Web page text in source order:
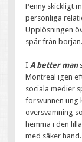
Penny skickligt
personliga
Upplösningen
spår från början.
IA better man
Montreal igen
sociala medier
försvunnen ung
översvämning
hemma i den
med säker